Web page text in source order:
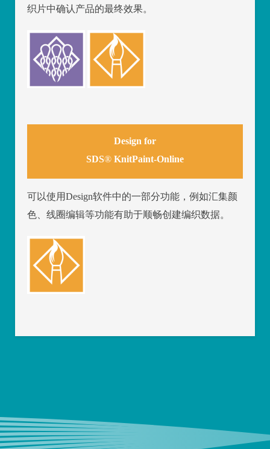
织片中确认产品的最终效果。
Design for
SDS®KnitPaint-Online
可以使用Design软件中的一部分功能，例如汇集颜
色、线圈编辑等功能有助于顺畅创建编织数据。